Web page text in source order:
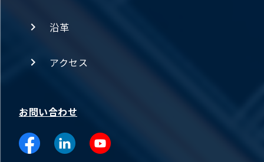
沿革
アクセス
お問い合わせ